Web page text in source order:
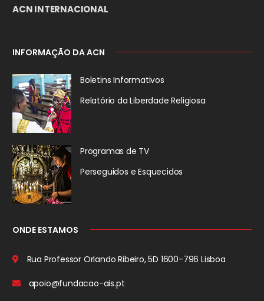
ACN INTERNACIONAL
INFORMAÇÃO DA ACN
Boletins Informativos
Relatório da Liberdade Religiosa
Programas de TV
Perseguidos e Esquecidos
ONDE ESTAMOS
Rua Professor Orlando Ribeiro, 5D 1600-796 Lisboa
apoio@fundacao-ais.pt